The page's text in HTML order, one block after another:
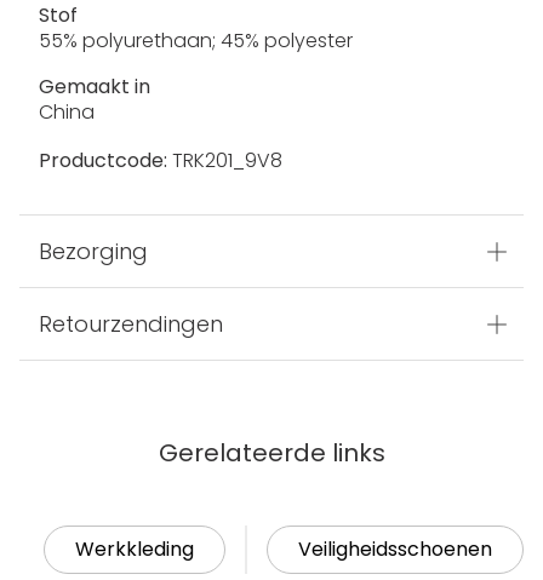
Stof
55% polyurethaan; 45% polyester
Gemaakt in
China
Productcode: TRK201_9V8
Bezorging
Retourzendingen
Gerelateerde links
Werkkleding Veiligheidsschoenen